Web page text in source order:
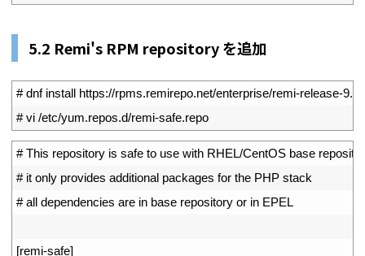
5.2 Remi's RPM repository を追加
# dnf install https://rpms.remirepo.net/enterprise/remi-release-
# vi /etc/yum.repos.d/remi-safe.repo
# This repository is safe to use with RHEL/CentOS base
# it only provides additional packages for the PHP stack
# all dependencies are in base repository or in EPEL
[remi-safe]